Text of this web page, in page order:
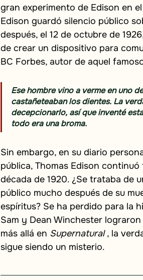
gran experimento de Edison en
Edison guardó silencio público
después, el 12 de octubre de
de crear un dispositivo para
BC Forbes, autor de aquel
Ese hombre vino a verme en uno
castañeteaban los dientes. La
decepcionarlo, así que inventé
todo era una broma.
Sin embargo, en su diario
pública, Thomas Edison
década de 1920. ¿Se trataba de
público mucho después de su
espíritus? Se ha perdido para la
Sam y Dean Winchester
más allá en Supernatural , la
sigue siendo un misterio.